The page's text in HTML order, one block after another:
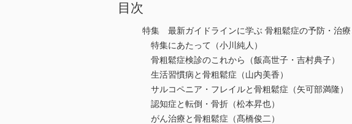
目次
特集 最新ガイドラインに学ぶ 骨粗鬆症の予防・治療
特集にあたって（小川純人）
骨粗鬆症検診のこれから（飯高世子・吉村典子）
生活習慣病と骨粗鬆症（山内美香）
サルコペニア・フレイルと骨粗鬆症（矢可部満隆）
認知症と転倒・骨折（松本昇也）
がん治療と骨粗鬆症（髙橋俊二）